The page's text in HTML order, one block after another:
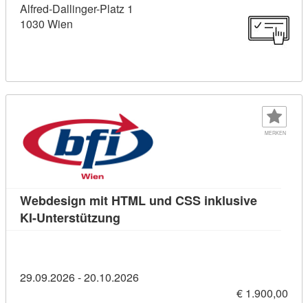
Alfred-Dallinger-Platz 1
1030 Wien
MERKEN
Webdesign mit HTML und CSS inklusive
KI-Unterstützung
29.09.2026 - 20.10.2026
€ 1.900,00